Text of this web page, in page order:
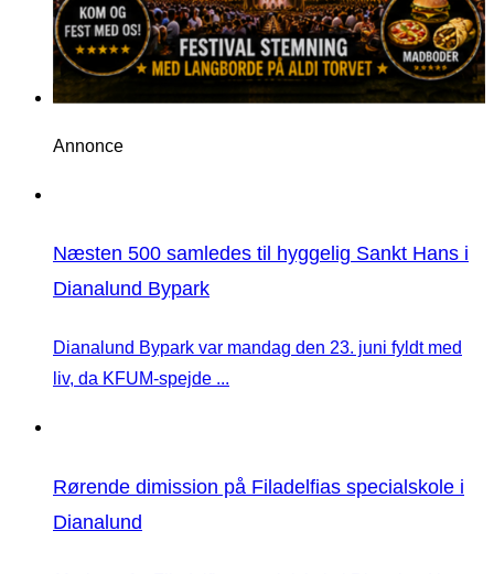
Annonce
Næsten 500 samledes til hyggelig Sankt Hans i
Dianalund Bypark
Dianalund Bypark var mandag den 23. juni fyldt med
liv, da KFUM-spejde ...
Rørende dimission på Filadelfias specialskole i
Dianalund